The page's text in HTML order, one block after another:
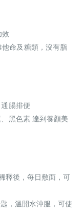
效
命及糖類，沒有脂
腸排便
黑色素 達到養顏美
釋後，每日敷面，可
，溫開水沖服，可使